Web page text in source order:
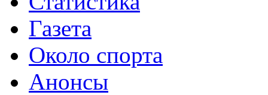
Газета
Около спорта
Анонсы